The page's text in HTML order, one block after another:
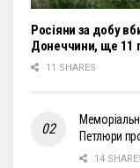
Росіяни за добу
Донеччини, ще 11
11 SHARES
Петлюри
14